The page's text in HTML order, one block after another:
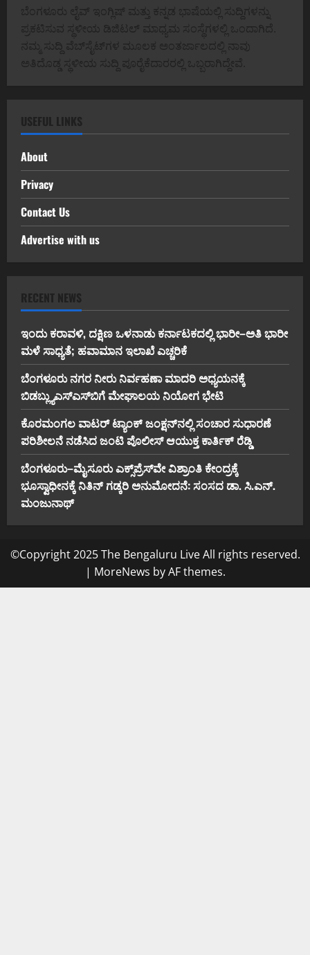
ಬೆಂಗಳೂರು ಲೈವ್ ಇಂಗ್ಲಿಷ್ ಮತ್ತು ಕನ್ನಡ ಭಾಷೆಯಲ್ಲಿ ಸುದ್ದಿಗಳನ್ನು
ಪ್ರಕಟಿಸುವ ಸ್ಥಳೀಯ ಡಿಜಿಟಲ್ ಮಾಧ್ಯಮ ಸಂಸ್ಥೆಗಳಲ್ಲಿ ಒಂದಾಗಿದೆ.
ನಮ್ಮ ಸುದ್ದಿ ವೆಬ್‌ಸೈಟ್‌ಗಳ ಮೂಲಕ ಅಂತರ್ಜಾಲದಲ್ಲಿ ನಾವು
ಅತಿದೊಡ್ಡ ಸ್ಥಳೀಯ ಸುದ್ದಿ ಪೂರೈಕೆದಾರರಲ್ಲಿ ಒಬ್ಬರಾಗಿದ್ದೇವೆ.
USEFUL LINKS
About
Privacy
Contact Us
Advertise with us
RECENT NEWS
ಇಂದು ಕರಾವಳಿ, ದಕ್ಷಿಣ ಒಳನಾಡು ಕರ್ನಾಟಕದಲ್ಲಿ ಭಾರೀ–ಅತಿ ಭಾರೀ
ಮಳೆ ಸಾಧ್ಯತೆ; ಹವಾಮಾನ ಇಲಾಖೆ ಎಚ್ಚರಿಕೆ
ಬೆಂಗಳೂರು ನಗರ ನೀರು ನಿರ್ವಹಣಾ ಮಾದರಿ ಅಧ್ಯಯನಕ್ಕೆ
ಬಿ‌ಡಬ್ಲ್ಯು‌ಎಸ್‌ಎಸ್‌ಬಿಗೆ ಮೇಘಾಲಯ ನಿಯೋಗ ಭೇಟಿ
ಕೊರಮಂಗಲ ವಾಟರ್ ಟ್ಯಾಂಕ್ ಜಂಕ್ಷನ್‌ನಲ್ಲಿ ಸಂಚಾರ ಸುಧಾರಣೆ
ಪರಿಶೀಲನೆ ನಡೆಸಿದ ಜಂಟಿ ಪೊಲೀಸ್ ಆಯುಕ್ತ ಕಾರ್ತಿಕ್ ರೆಡ್ಡಿ
ಬೆಂಗಳೂರು–ಮೈಸೂರು ಎಕ್ಸ್‌ಪ್ರೆಸ್‌ವೇ ವಿಶ್ರಾಂತಿ ಕೇಂದ್ರಕ್ಕೆ
ಭೂಸ್ವಾಧೀನಕ್ಕೆ ನಿತಿನ್ ಗಡ್ಕರಿ ಅನುಮೋದನೆ: ಸಂಸದ ಡಾ. ಸಿ.ಎನ್.
ಮಂಜುನಾಥ್
©Copyright 2025 The Bengaluru Live All rights reserved.
| MoreNews by AF themes.